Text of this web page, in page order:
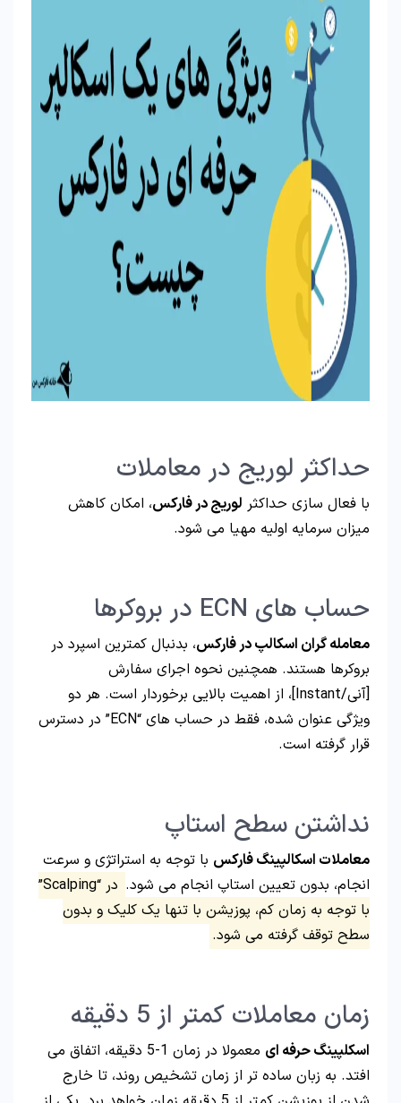
حداکثر لوریج در معاملات
با فعال سازی حداکثر لوریج در فارکس، امکان کاهش
میزان سرمایه اولیه مهیا می شود.
حساب های ECN در بروکرها
معامله گران اسکالپ در فارکس، بدنبال کمترین اسپرد در
بروکرها هستند. همچنین نحوه اجرای سفارش
[آنی/Instant]، از اهمیت بالایی برخوردار است. هر دو
ویژگی عنوان شده، فقط در حساب های “ECN” در دسترس
قرار گرفته است.
نداشتن سطح استاپ
معاملات اسکالپینگ فارکس با توجه به استراتژی و سرعت
انجام، بدون تعیین استاپ انجام می شود.
در “Scalping”
با توجه به زمان کم، پوزیشن با تنها یک کلیک و بدون
سطح توقف گرفته می شود.
زمان معاملات کمتر از 5 دقیقه
اسکلپینگ حرفه ای
معمولا در زمان 1-5 دقیقه، اتفاق می
افتد. به زبان ساده تر از زمان تشخیص روند، تا خارج